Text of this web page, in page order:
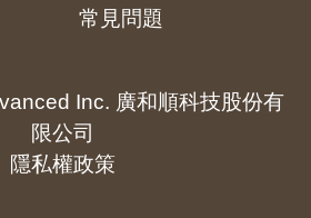
常見問題
Inc. 廣和順科技股份有
限公司
隱私權政策